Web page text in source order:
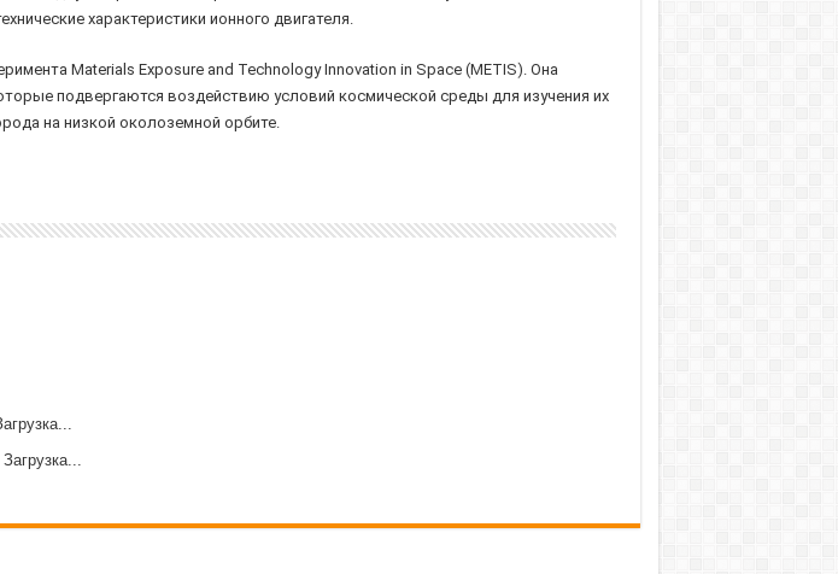
характеристики ионного двигателя.
Materials Exposure and Technology Innovation in Space (METIS). Она
подвергаются воздействию условий космической среды для изучения их
на низкой околоземной орбите.